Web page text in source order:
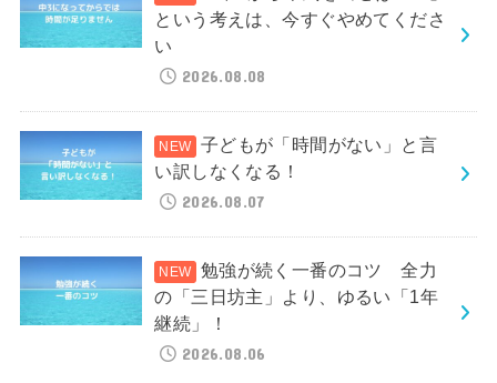
という考えは、今すぐやめてくださ
い
2026.08.08
子どもが「時間がない」と言
い訳しなくなる！
2026.08.07
勉強が続く一番のコツ 全力
の「三日坊主」より、ゆるい「1年
継続」！
2026.08.06